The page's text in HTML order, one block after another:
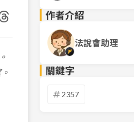
作者介紹
法說會助理
關鍵字
2357